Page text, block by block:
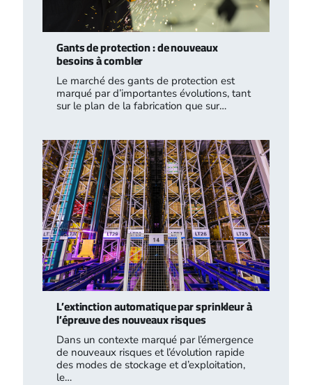
Gants de protection : de nouveaux
besoins à combler
Le marché des gants de protection est
marqué par d’importantes évolutions, tant
sur le plan de la fabrication que sur…
L’extinction automatique par sprinkleur à
l’épreuve des nouveaux risques
Dans un contexte marqué par l’émergence
de nouveaux risques et l’évolution rapide
des modes de stockage et d’exploitation,
le…